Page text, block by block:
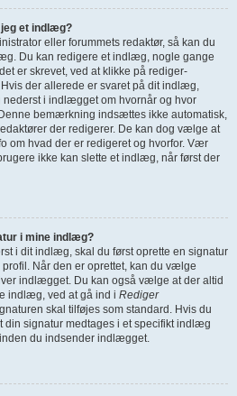
et indlæg?
eller forummets redaktør, så kan du
Du kan redigere et indlæg, nogle gange
er skrevet, ved at klikke på rediger-
der allerede er svaret på dit indlæg,
i indlægget om hvornår og hvor
bemærkning indsættes ikke automatisk,
der redigerer. De kan dog vælge at
om hvad der er redigeret og hvorfor. Vær
ikke kan slette et indlæg, når først der
i mine indlæg?
i dit indlæg, skal du først oprette en signatur
Når den er oprettet, kan du vælge
indlægget. Du kan også vælge at der altid
indlæg, ved at gå ind i Rediger
skal tilføjes som standard. Hvis du
din signatur medtages i et specifikt indlæg
du indsender indlægget.